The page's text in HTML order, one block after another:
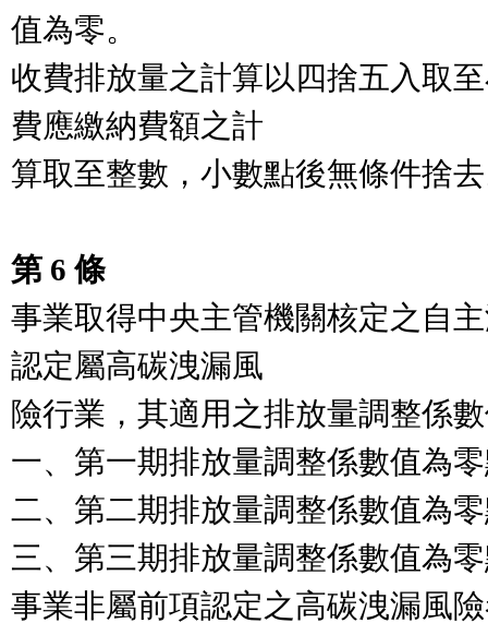
值為零。
收費排放量之計算以四捨五入取
費應繳納費額之計
算取至整數，小數點後無條件捨
第 6 條
事業取得中央主管機關核定之自
認定屬高碳洩漏風
險行業，其適用之排放量調整係
一、第一期排放量調整係數值為
二、第二期排放量調整係數值為
三、第三期排放量調整係數值為
事業非屬前項認定之高碳洩漏風